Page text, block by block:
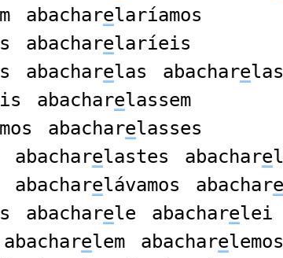
abacharelaríamos
abacharelaríeis
abacharelas abachare
abacharelassem
abacharelasses
abacharelastes abachare
abacharelávamos abachare
abacharele abacharelei
abacharelem abacharelemos